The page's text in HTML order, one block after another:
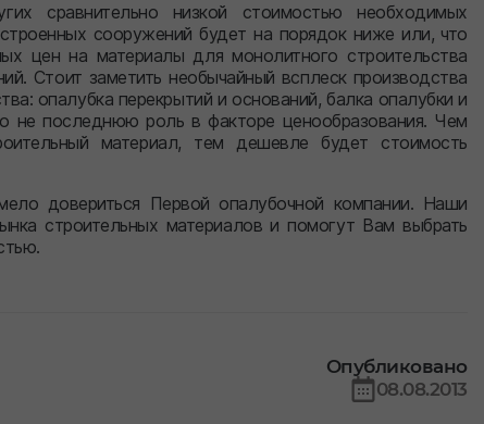
сравнительно низкой стоимостью необходимых
сооружений будет на порядок ниже или, что
цен на материалы для монолитного строительства
Стоит заметить необычайный всплеск производства
опалубка перекрытий и оснований, балка опалубки и
не последнюю роль в факторе ценообразования. Чем
материал, тем дешевле будет стоимость
довериться Первой опалубочной компании. Наши
строительных материалов и помогут Вам выбрать
Опубликовано
08.08.2013